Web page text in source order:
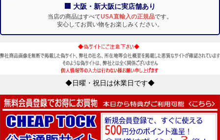
🏢 大阪・新大阪に実店舗あり
当店の商品はすべてUSA直輸入の正規品です。
安心してお買い物をお楽しみください。
◆日曜・祝日は休業日です◆